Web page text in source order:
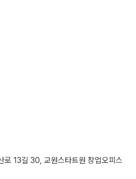
로 13길 30, 교원스타트원 창업오피스